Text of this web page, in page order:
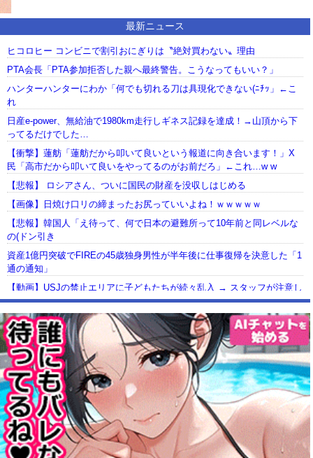
最新ニュース
ヒコロヒー コンビニで割引おにぎりは〝絶対買わない〟理由
PTA会長「PTA参加拒否した親へ最終警告。こうなってもいい？」
ハンターハンターにわか「何でも切れる刀は具現化できない(ﾆﾁｯ」←こ
れ
日産e-power、無給油で1980km走行しギネス記録を達成！→山頂から下
ってるだけでした…
【衝撃】蓮舫「蓮舫だから叩いて良いという報道に向き合います！」X
民「高市だから叩いて良いをやってるのがお前だろ」←これ…w w
【悲報】 ロシアさん、ついに国民の財産を没収しはじめる
【画像】日焼け口リの締まったお尻っていいよね！ｗｗｗｗｗ
【悲報】韓国人「え待って、何で日本の避難所って10年前と同レベルな
の(ドン引き
資産1億円突破でFIREの45歳独身男性が半年後に仕事復帰を決意した「1
通の通知」
【動画】USJの禁止エリアに子どもたちが続々乱入 → スタッフが注意し
ても止まらない事態に
Powered by livedoor 相互RSS